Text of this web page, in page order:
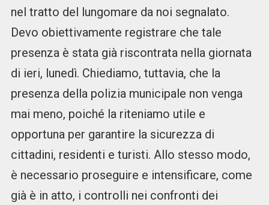
nel tratto del lungomare da noi segnalato.
Devo obiettivamente registrare che tale
presenza è stata già riscontrata nella giornata
di ieri, lunedì. Chiediamo, tuttavia, che la
presenza della polizia municipale non venga
mai meno, poiché la riteniamo utile e
opportuna per garantire la sicurezza di
cittadini, residenti e turisti. Allo stesso modo,
è necessario proseguire e intensificare, come
già è in atto, i controlli nei confronti dei